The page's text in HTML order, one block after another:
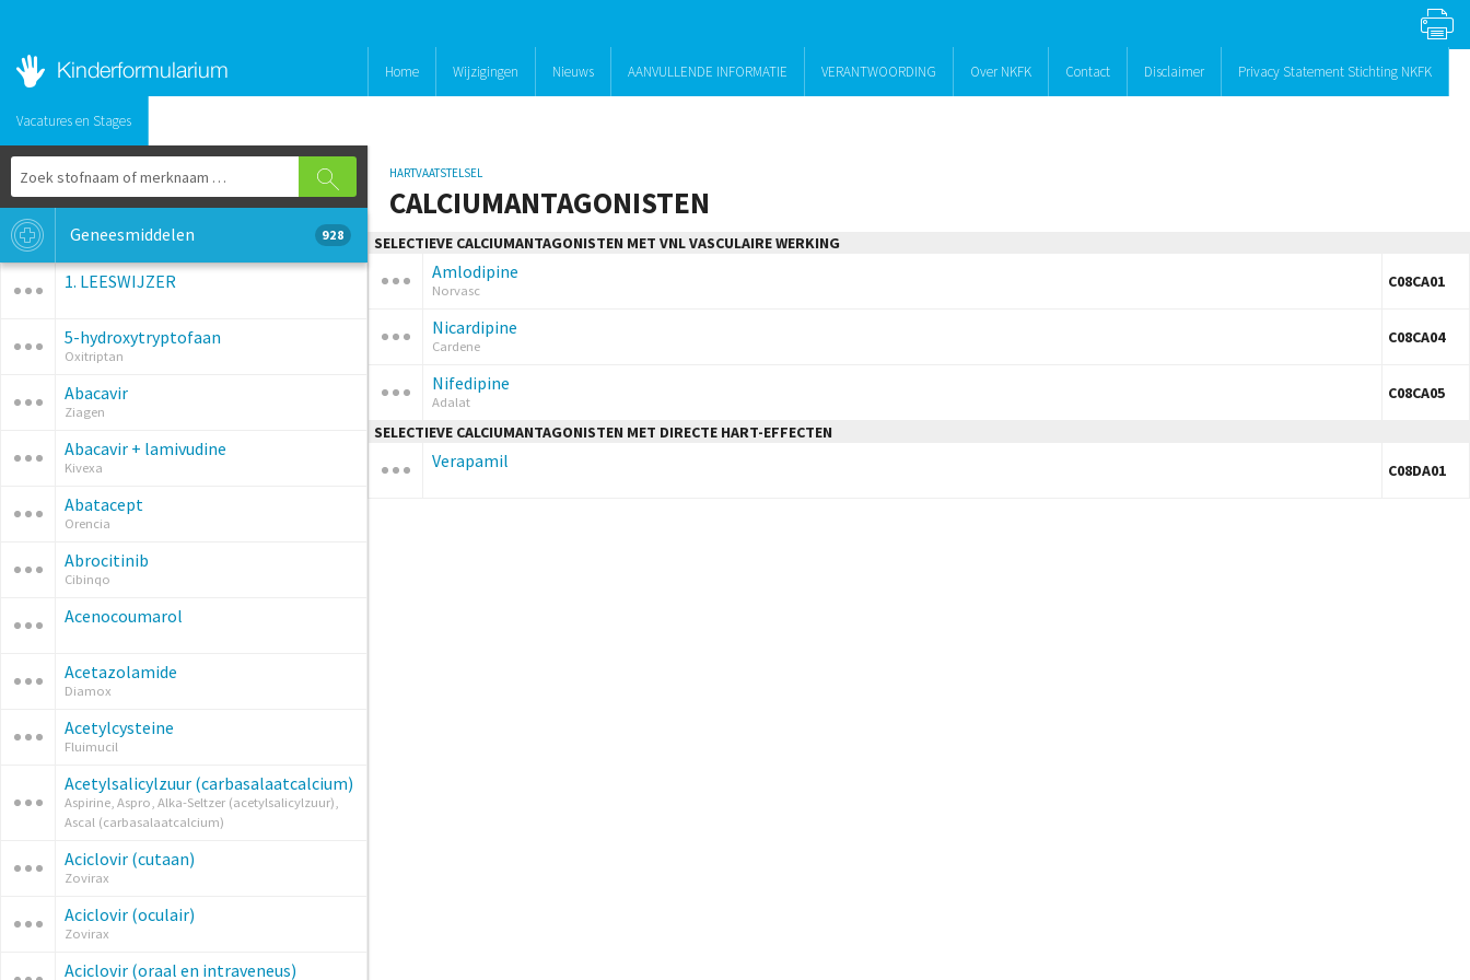
Home Wijzigingen Nieuws AANVULLENDE INFORMATIE VERANTWOORDING Over NKFK Contact Disclaimer Privacy Statement Stichting NKFK
Vacatures en Stages
Geneesmiddelen 928
1. LEESWIJZER
5-hydroxytryptofaan
Oxitriptan
Abacavir
Ziagen
Abacavir + lamivudine
Kivexa
Abatacept
Orencia
Abrocitinib
Cibinqo
Acenocoumarol
Acetazolamide
Diamox
Acetylcysteine
Fluimucil
Acetylsalicylzuur (carbasalaatcalcium)
Aspirine, Aspro, Alka-Seltzer (acetylsalicylzuur),
Ascal (carbasalaatcalcium)
Aciclovir (cutaan)
Zovirax
Aciclovir (oculair)
Zovirax
Aciclovir (oraal en intraveneus)
HARTVAATSTELSEL
CALCIUMANTAGONISTEN
SELECTIEVE CALCIUMANTAGONISTEN MET VNL VASCULAIRE WERKING
Amlodipine
Norvasc C08CA01
Nicardipine
Cardene C08CA04
Nifedipine
Adalat
C08CA05
SELECTIEVE CALCIUMANTAGONISTEN MET DIRECTE HART-EFFECTEN
Verapamil C08DA01